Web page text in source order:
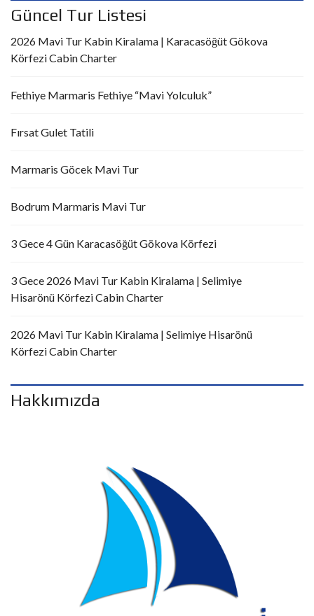
Güncel Tur Listesi
2026 Mavi Tur Kabin Kiralama | Karacasöğüt Gökova
Körfezi Cabin Charter
Fethiye Marmaris Fethiye “Mavi Yolculuk”
Fırsat Gulet Tatili
Marmaris Göcek Mavi Tur
Bodrum Marmaris Mavi Tur
3 Gece 4 Gün Karacasöğüt Gökova Körfezi
3 Gece 2026 Mavi Tur Kabin Kiralama | Selimiye
Hisarönü Körfezi Cabin Charter
2026 Mavi Tur Kabin Kiralama | Selimiye Hisarönü
Körfezi Cabin Charter
Hakkımızda